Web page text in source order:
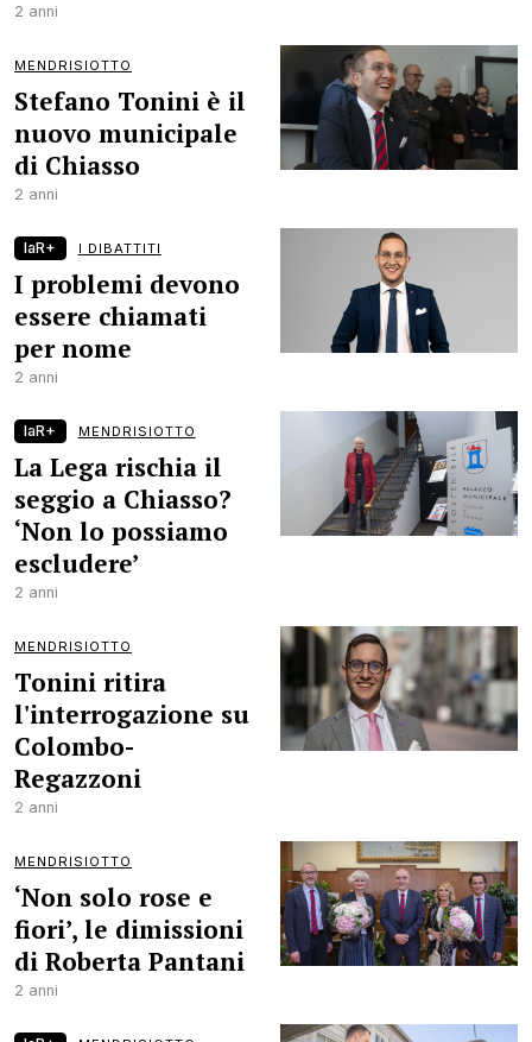
2 anni
MENDRISIOTTO
Stefano Tonini è il
nuovo municipale
di Chiasso
2 anni
laR+ I DIBATTITI
I problemi devono
essere chiamati
per nome
2 anni
laR+ MENDRISIOTTO
La Lega rischia il
seggio a Chiasso?
‘Non lo possiamo
escludere’
2 anni
MENDRISIOTTO
Tonini ritira
l'interrogazione su
Colombo-
Regazzoni
2 anni
MENDRISIOTTO
‘Non solo rose e
fiori’, le dimissioni
di Roberta Pantani
2 anni